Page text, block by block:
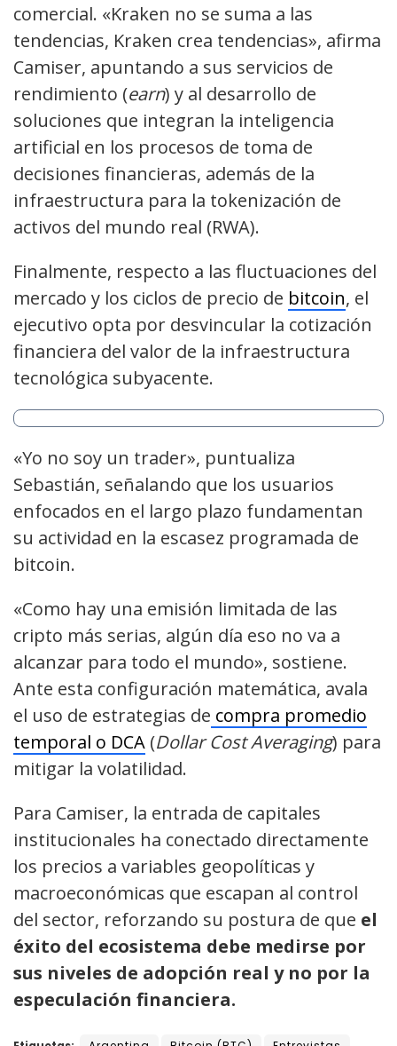
comercial. «Kraken no se suma a las
tendencias, Kraken crea tendencias», afirma
Camiser, apuntando a sus servicios de
rendimiento (earn) y al desarrollo de
soluciones que integran la inteligencia
artificial en los procesos de toma de
decisiones financieras, además de la
infraestructura para la tokenización de
activos del mundo real (RWA).
Finalmente, respecto a las fluctuaciones del
mercado y los ciclos de precio de bitcoin, el
ejecutivo opta por desvincular la cotización
financiera del valor de la infraestructura
tecnológica subyacente.
«Yo no soy un trader», puntualiza
Sebastián, señalando que los usuarios
enfocados en el largo plazo fundamentan
su actividad en la escasez programada de
bitcoin.
«Como hay una emisión limitada de las
cripto más serias, algún día eso no va a
alcanzar para todo el mundo», sostiene.
Ante esta configuración matemática, avala
el uso de estrategias de compra promedio
temporal o DCA (Dollar Cost Averaging) para
mitigar la volatilidad.
Para Camiser, la entrada de capitales
institucionales ha conectado directamente
los precios a variables geopolíticas y
macroeconómicas que escapan al control
del sector, reforzando su postura de que el
éxito del ecosistema debe medirse por
sus niveles de adopción real y no por la
especulación financiera.